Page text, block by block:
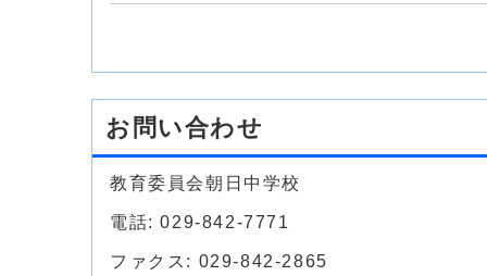
お問い合わせ
教育委員会朝日中学校
電話: 029-842-7771
ファクス: 029-842-2865